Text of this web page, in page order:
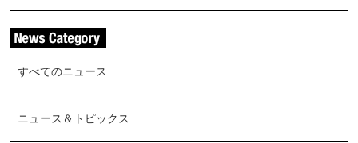
すべてのニュース
ニュース＆トピックス